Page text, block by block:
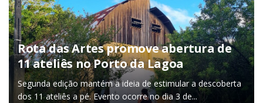
Rota das Artes promove abertura de
11 ateliês no Porto da Lagoa
Segunda edição mantém a ideia de estimular a descoberta
dos 11 ateliês a pé. Evento ocorre no dia 3 de...